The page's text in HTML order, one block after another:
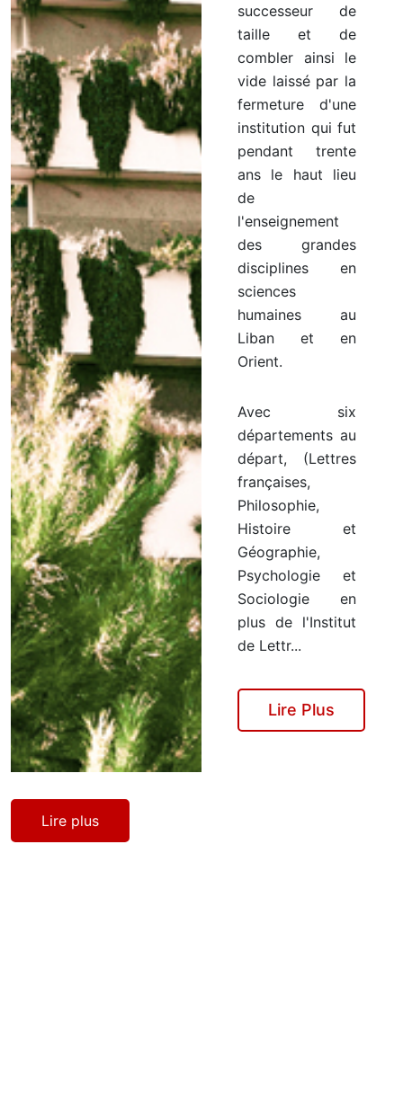
successeur de
taille et de
combler ainsi le
vide laissé par la
fermeture d'une
institution qui fut
pendant trente
ans le haut lieu
de
l'enseignement
des grandes
disciplines en
sciences
humaines au
Liban et en
Orient.
Avec six
départements au
départ, (Lettres
françaises,
Philosophie,
Histoire et
Géographie,
Psychologie et
Sociologie en
plus de l'Institut
de Lettr...
Lire Plus
Lire plus